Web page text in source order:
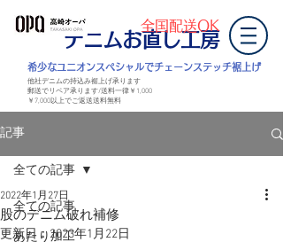
デニムお直し工房
​希少なユニオンスペシャルでチェーンステッチ裾上げ
全国配送OK
他社デニムの持込み裾上げ承ります
郵送でリペア承ります/送料一律￥1,000
￥7,000以上でご返送送料無料
記事
全ての記事
あたり加工
全ての記事
股のデニム破れ補修
2022年1月27日
更新日：2023年1月22日